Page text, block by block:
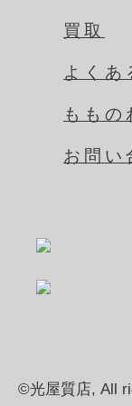
買取
よくあ
ももの
お問い
©光屋質店, All